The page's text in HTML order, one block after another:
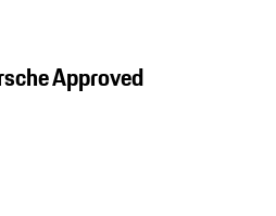
Approved